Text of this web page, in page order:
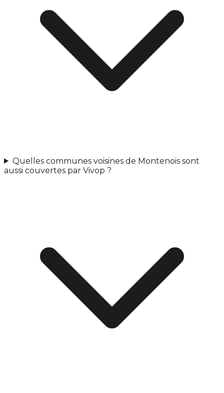
Quelles communes voisines de Montenois sont
aussi couvertes par Vivop ?